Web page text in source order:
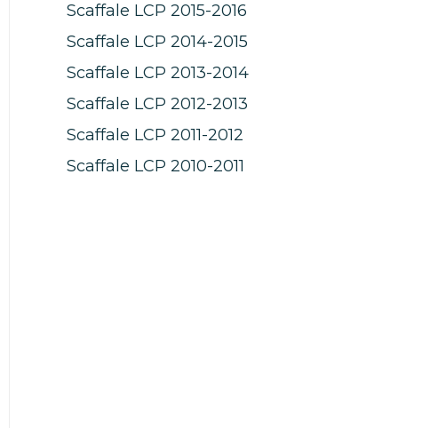
Scaffale LCP 2015-2016
Scaffale LCP 2014-2015
Scaffale LCP 2013-2014
Scaffale LCP 2012-2013
Scaffale LCP 2011-2012
Scaffale LCP 2010-2011